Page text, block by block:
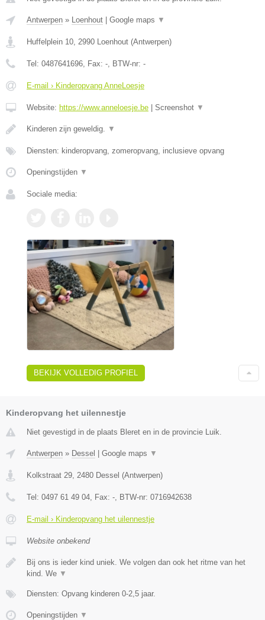
Antwerpen » Loenhout Google maps ▼
Huffelplein 10, 2990 Loenhout (Antwerpen)
Tel: 0487641696, Fax: -, BTW-nr: -
E-mail › Kinderopvang AnneLoesje
Website: https://www.anneloesje.be Screenshot ▼
Kinderen zijn geweldig. ▼
Diensten: kinderopvang, zomeropvang, inclusieve opvang
Openingstijden ▼
Sociale media:
BEKIJK VOLLEDIG PROFIEL
Kinderopvang het uilennestje
Niet gevestigd in de plaats Bleret en in de provincie Luik.
Antwerpen » Dessel Google maps ▼
Kolkstraat 29 2480 Dessel (Antwerpen)
Tel: 0497 61 49 04 , Fax: - , BTW-nr: 0716942638
E-mail › Kinderopvang het uilennestje
Website onbekend
Bij ons is ieder kind uniek. We volgen dan ook het ritme van het
kind. We ▼
Diensten: Opvang kinderen 0-2,5 jaar.
Openingstijden ▼